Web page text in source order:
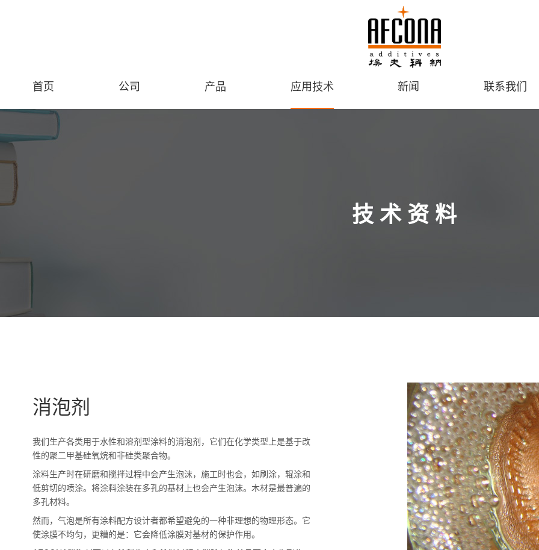
首页 公司 产品 应用技术 新闻 联系我们
技 术 资 料
消泡剂
我们生产各类用于水性和溶剂型涂料的消泡剂，它们在化学类型上是基于改
性的聚二甲基硅氧烷和非硅类聚合物。
涂料生产时在研磨和搅拌过程中会产生泡沫，施工时也会，如刷涂，辊涂和
低剪切的喷涂。将涂料涂装在多孔的基材上也会产生泡沫。木材是最普遍的
多孔材料。
然而，气泡是所有涂料配方设计者都希望避免的一种非理想的物理形态。它
使涂膜不均匀，更糟的是：它会降低涂膜对基材的保护作用。